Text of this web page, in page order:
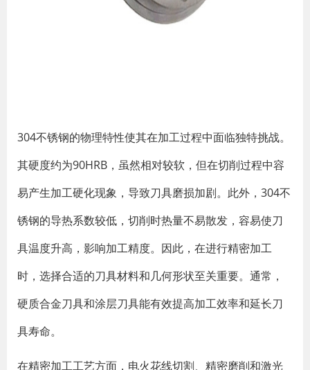
304不锈钢的物理特性使其在加工过程中面临独特挑战。
其硬度约为90HRB，虽然相对较软，但在切削过程中容
易产生加工硬化现象，导致刀具磨损加剧。此外，304不
锈钢的导热系数较低，切削时热量不易散发，容易使刀
具温度升高，影响加工精度。因此，在进行精密加工
时，选择合适的刀具材料和几何形状至关重要。通常，
硬质合金刀具和涂层刀具能有效提高加工效率和延长刀
具寿命。
在精密加工工艺方面，电火花线切割、精密磨削和激光